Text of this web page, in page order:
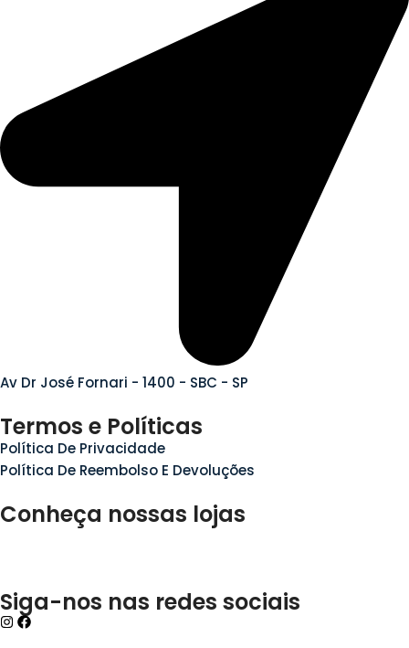
Av Dr José Fornari - 1400 - SBC - SP
Termos e Políticas
Política De Privacidade
Política De Reembolso E Devoluções
Conheça nossas lojas
Siga-nos nas redes sociais